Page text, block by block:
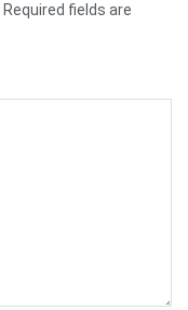
Required fields are